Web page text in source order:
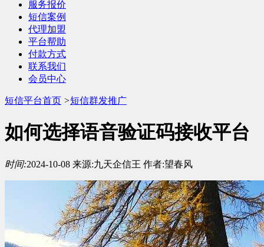
服务报价
短信案例
代理加盟
平台帮助
付款方式
联系我们
会员中心
短信平台首页 >短信群发推广
如何选择语音验证码接收平台
时间:2024-10-08 来源:九天企信王 作者:望春风